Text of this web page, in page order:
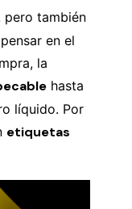
pero también
en el
la
hasta
líquido. Por
etiquetas